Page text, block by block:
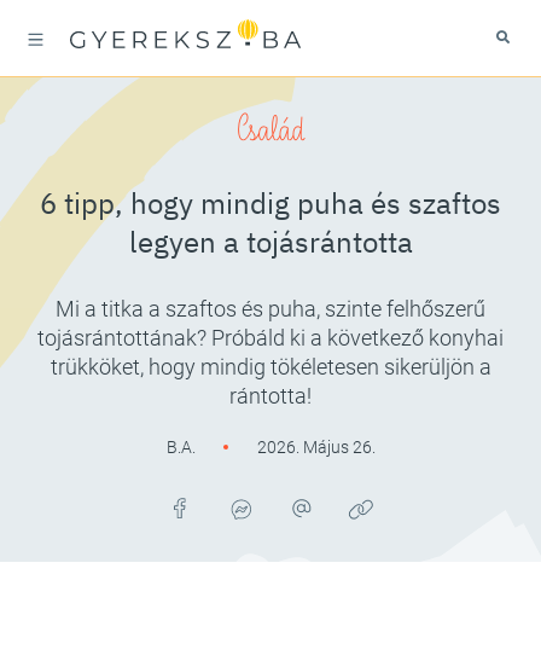
Család
6 tipp, hogy mindig puha és szaftos
legyen a tojásrántotta
Mi a titka a szaftos és puha, szinte felhőszerű
tojásrántottának? Próbáld ki a következő konyhai
trükköket, hogy mindig tökéletesen sikerüljön a
rántotta!
B.A. 2026. Május 26.